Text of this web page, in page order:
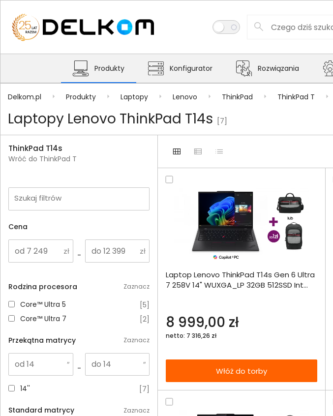
Produkty Konfigurator Rozwiązania
Delkom.pl Produkty Laptopy Lenovo ThinkPad ThinkPad T
Laptopy Lenovo ThinkPad T14s [7]
ThinkPad T14s
Wróć do ThinkPad T
Szukaj filtrów
Cena
-
Rodzina procesora Zaznacz
Core™ Ultra 5
Core™ Ultra 5 [5]
Core™ Ultra 7
Core™ Ultra 7 [2]
Przekątna matrycy Zaznacz
-
14'' 14'' 7
Standard matrycy Zaznacz
Dodaj do porównania
Laptop Lenovo ThinkPad T14s Gen 6 Ultra
7 258V 14" WUXGA_LP 32GB 512SSD Int
8 999,00 zł
netto: 7 316,26 zł
Włóż do torby
Dodaj do porównania
Omówienie